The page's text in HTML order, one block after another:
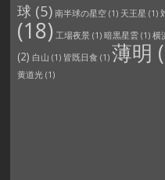
球 (5) 南半球の星空(1) 天王星 (1)
(18) 工場夜景(1) 暗黒星雲(1) 横
(2) 白山 (1) 皆既日食 (1) 薄明
黄道光(1)